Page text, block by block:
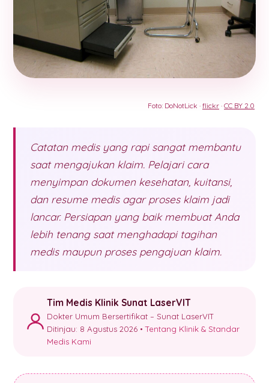
Foto: DoNotLick · flickr · CC BY 2.0
Catatan medis yang rapi sangat membantu
saat mengajukan klaim. Pelajari cara
menyimpan dokumen kesehatan, kuitansi,
dan resume medis agar proses klaim jadi
lancar. Persiapan yang baik membuat Anda
lebih tenang saat menghadapi tagihan
medis maupun proses pengajuan klaim.
Tim Medis Klinik Sunat LaserVIT
Dokter Umum Bersertifikat – Sunat LaserVIT
Ditinjau: 8 Agustus 2026 •Tentang Klinik & Standar
Medis Kami